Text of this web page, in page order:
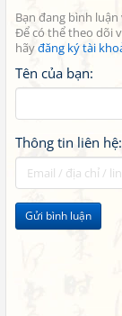
Bạn đang bình
Để có thể theo dõi
hãyđăng ký tài
Tên của bạn:
Thông tin liên hệ:
Gửi bình luận